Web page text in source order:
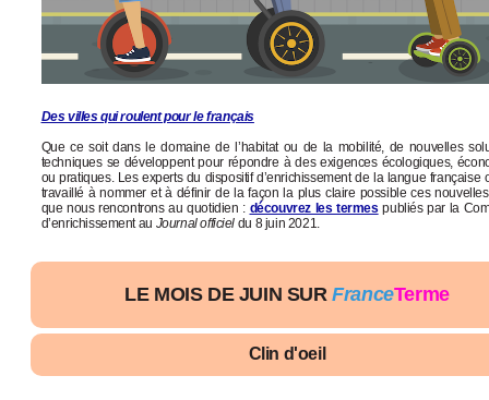
Des villes qui roulent pour le français
Que ce soit dans le domaine de l’habitat ou de la mobilité, de nouvelles
techniques se développent pour répondre à des exigences écologiques,
ou pratiques. Les experts du dispositif d’enrichissement de la langue française
travaillé à nommer et à définir de la façon la plus claire possible ces
que nous rencontrons au quotidien : découvrez les termes publiés par la
d’enrichissement au Journal officiel du 8 juin 2021.
LE MOIS DE JUIN SURFranceTerme
Clin d'oeil